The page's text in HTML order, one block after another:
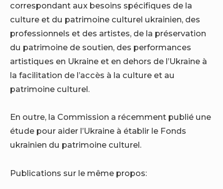
correspondant aux besoins spécifiques de la
culture et du patrimoine culturel ukrainien, des
professionnels et des artistes, de la préservation
du patrimoine de soutien, des performances
artistiques en Ukraine et en dehors de l’Ukraine à
la facilitation de l’accès à la culture et au
patrimoine culturel.
En outre, la Commission a récemment publié une
étude pour aider l’Ukraine à établir le Fonds
ukrainien du patrimoine culturel.
Publications sur le même propos: